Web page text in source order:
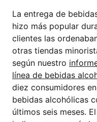
La entrega de
hizo más popular
clientes las
otras tiendas
según nuestro
línea de bebidas
diez consumidores
bebidas alcohólicas
últimos seis meses.